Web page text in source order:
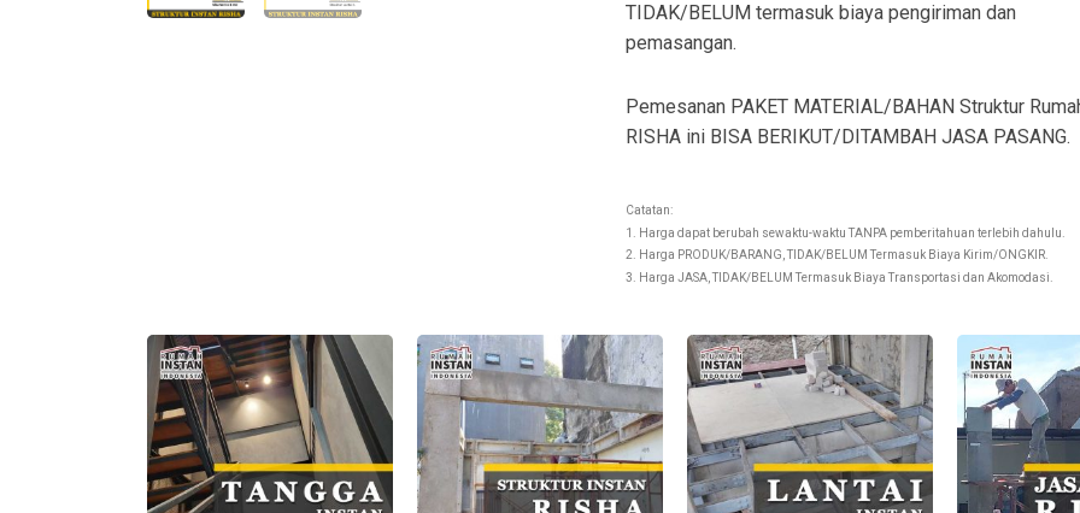
TIDAK/BELUM termasuk biaya pengiriman dan
pemasangan.
Pemesanan PAKET MATERIAL/BAHAN Struktur
RISHA ini BISA BERIKUT/DITAMBAH JASA PASANG.
Catatan:
1. Harga dapat berubah sewaktu-waktu TANPA pemberitahuan terlebih dahulu.
2. Harga PRODUK/BARANG, TIDAK/BELUM Termasuk Biaya Kirim/ONGKIR.
3. Harga JASA, TIDAK/BELUM Termasuk Biaya Transportasi dan Akomodasi.